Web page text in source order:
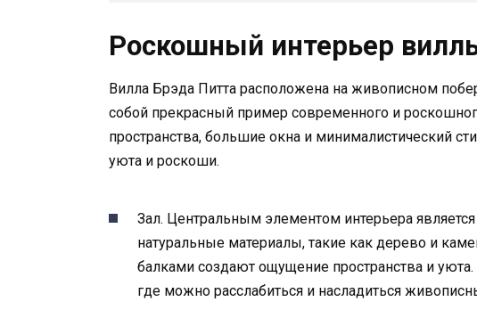
Роскошный интерьер
Вилла Брэда Питта расположена на живописном
собой прекрасный пример современного и
пространства, большие окна и минималистический
уюта и роскоши.
Зал. Центральным элементом интерьера
натуральные материалы, такие как дерево и
балками создают ощущение пространства и
где можно расслабиться и насладиться